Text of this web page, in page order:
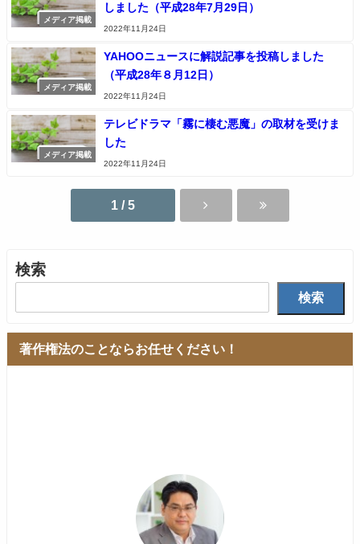
メディア掲載
しました（平成28年7月29日）
2022年11月24日
メディア掲載
YAHOOニュースに解説記事を投稿しました
（平成28年８月12日）
2022年11月24日
メディア掲載
テレビドラマ「霧に棲む悪魔」の取材を受けま
した
2022年11月24日
1 / 5
検索
検索
著作権法のことならお任せください！